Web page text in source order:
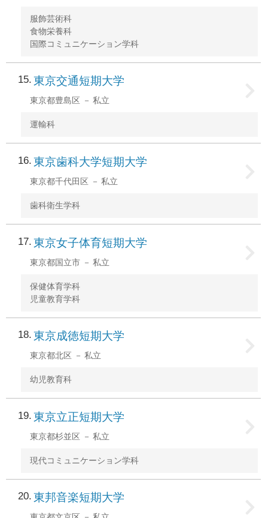
服飾芸術科
食物栄養科
国際コミュニケーション学科
15 東京交通短期大学
東京都豊島区 私立
運輸科
16 東京歯科大学短期大学
東京都千代田区 私立
歯科衛生学科
17 東京女子体育短期大学
東京都国立市 私立
保健体育学科
児童教育学科
18 東京成徳短期大学
東京都北区 私立
幼児教育科
19 東京立正短期大学
東京都杉並区 私立
現代コミュニケーション学科
20 東邦音楽短期大学